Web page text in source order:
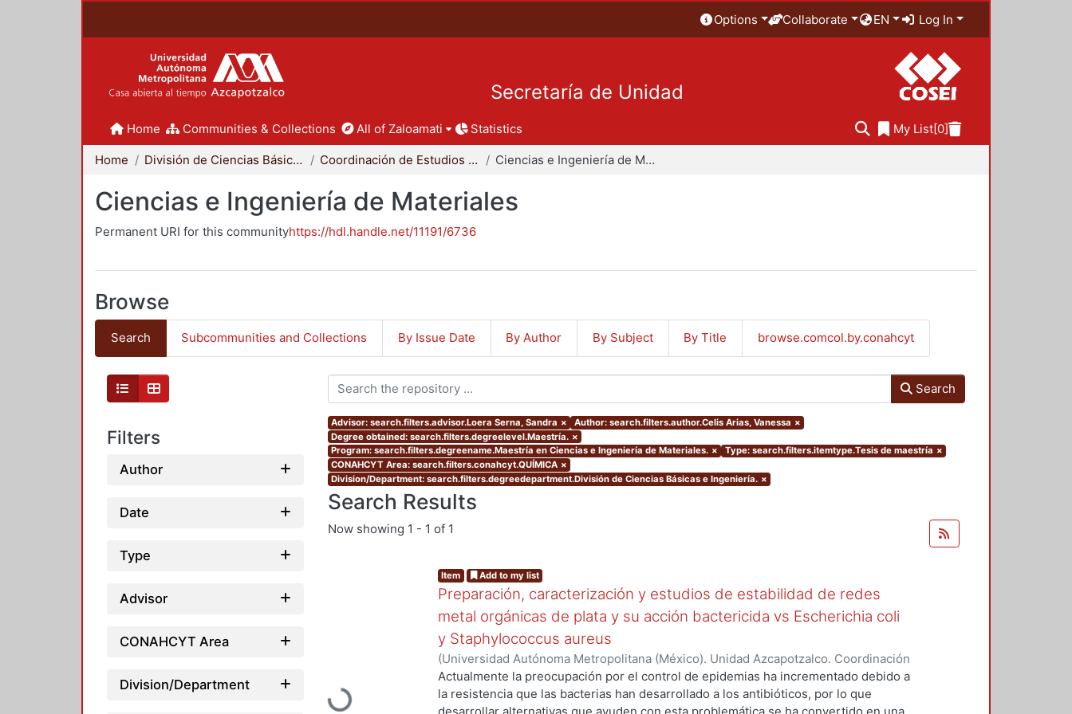
Options Collaborate EN Log In
Secretaría de Unidad
Home Communities & Collections All of Zaloamati Statistics My List[0]
Home División de Ciencias Básicas e Ingeniería Coordinación de Estudios de Posgrado - CBI Ciencias e Ingeniería de Materiales
Ciencias e Ingeniería de Materiales
Permanent URI for this communityhttps://hdl.handle.net/11191/6736
Browse
Search Subcommunities and Collections By Issue Date By Author By Subject By Title browse.comcol.by.conahcyt
Filters
Author
Date
Type
Advisor
CONAHCYT Area
Division/Department
Search
Advisor: search.filters.advisor.Loera Serna, Sandra × Author: search.filters.author.Celis Arias, Vanessa ×
Degree obtained: search.filters.degreelevel.Maestría. ×
Program: search.filters.degreename.Maestría en Ciencias e Ingeniería de Materiales. × Type: search.filters.itemtype.Tesis de maestría ×
CONAHCYT Area: search.filters.conahcyt.QUÍMICA ×
Division/Department: search.filters.degreedepartment.División de Ciencias Básicas e Ingeniería. ×
Search Results
Now showing 1 - 1 of 1
Loading...
Item Add to my list
Preparación, caracterización y estudios de estabilidad de redes
metal orgánicas de plata y su acción bactericida vs Escherichia coli
y Staphylococcus aureus
(Universidad Autónoma Metropolitana (México). Unidad Azcapotzalco. Coordinación
de Servicios de Información., 2019-06)Celis Arias, Vanessa
Actualmente la preocupación por el control de epidemias ha incrementado debido a
la resistencia que las bacterias han desarrollado a los antibióticos, por lo que